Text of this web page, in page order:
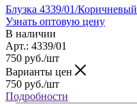
Блузка 4339/01/Коричневый
Узнать оптовую цену
В наличии
Арт.: 4339/01
750 руб./шт
Варианты цен
750 руб./шт
Подробности